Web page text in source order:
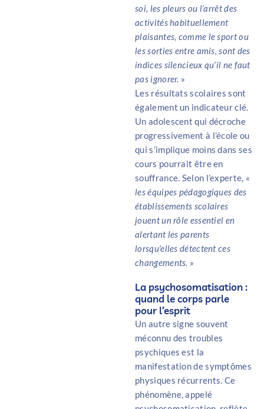
soi, les pleurs ou l’arrêt des
activités habituellement
plaisantes, comme le sport ou
les sorties entre amis, sont des
indices silencieux qu’il ne faut
pas ignorer. »
Les résultats scolaires sont
également un indicateur clé.
Un adolescent qui décroche
progressivement à l’école ou
qui s’implique moins dans ses
cours pourrait être en
souffrance. Selon l’experte, «
les équipes pédagogiques des
établissements scolaires
jouent un rôle essentiel en
alertant les parents
lorsqu’elles détectent ces
changements. »
La psychosomatisation :
quand le corps parle
pour l’esprit
Un autre signe souvent
méconnu des troubles
psychiques est la
manifestation de symptômes
physiques récurrents. Ce
phénomène, appelé